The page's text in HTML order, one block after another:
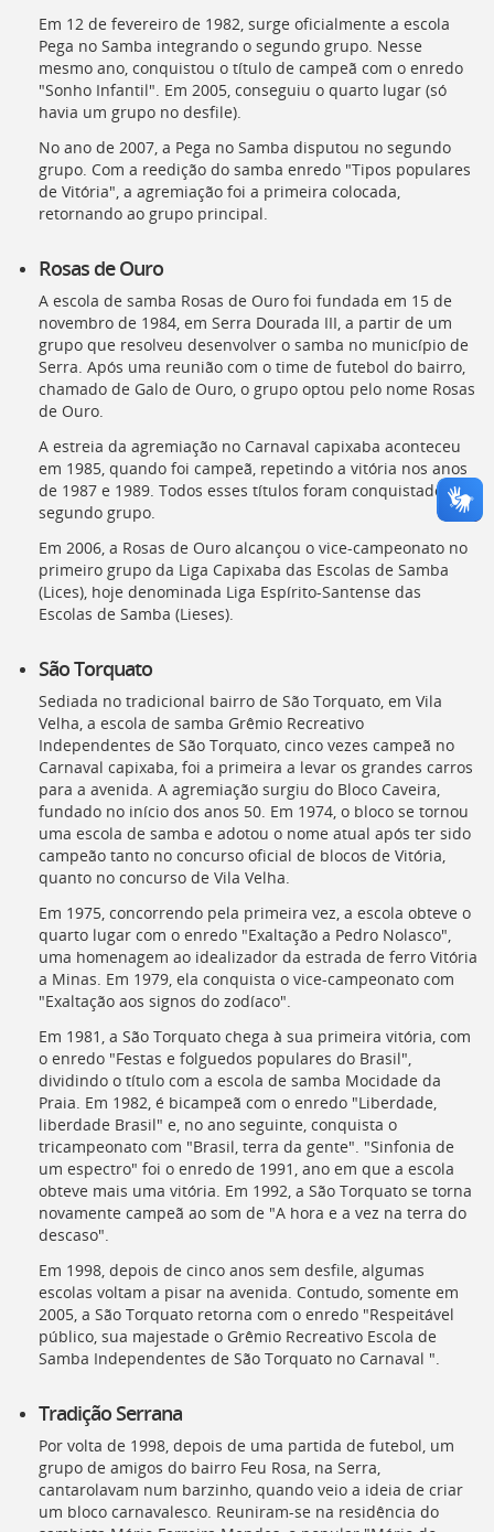
Em 12 de fevereiro de 1982, surge oficialmente a escola
Pega no Samba integrando o segundo grupo. Nesse
mesmo ano, conquistou o título de campeã com o enredo
"Sonho Infantil". Em 2005, conseguiu o quarto lugar (só
havia um grupo no desfile).
No ano de 2007, a Pega no Samba disputou no segundo
grupo. Com a reedição do samba enredo "Tipos populares
de Vitória", a agremiação foi a primeira colocada,
retornando ao grupo principal.
Rosas de Ouro
A escola de samba Rosas de Ouro foi fundada em 15 de
novembro de 1984, em Serra Dourada III, a partir de um
grupo que resolveu desenvolver o samba no município de
Serra. Após uma reunião com o time de futebol do bairro,
chamado de Galo de Ouro, o grupo optou pelo nome Rosas
de Ouro.
A estreia da agremiação no Carnaval capixaba aconteceu
em 1985, quando foi campeã, repetindo a vitória nos anos
de 1987 e 1989. Todos esses títulos foram conquistados no
segundo grupo.
Em 2006, a Rosas de Ouro alcançou o vice-campeonato no
primeiro grupo da Liga Capixaba das Escolas de Samba
(Lices), hoje denominada Liga Espírito-Santense das
Escolas de Samba (Lieses).
São Torquato
Sediada no tradicional bairro de São Torquato, em Vila
Velha, a escola de samba Grêmio Recreativo
Independentes de São Torquato, cinco vezes campeã no
Carnaval capixaba, foi a primeira a levar os grandes carros
para a avenida. A agremiação surgiu do Bloco Caveira,
fundado no início dos anos 50. Em 1974, o bloco se tornou
uma escola de samba e adotou o nome atual após ter sido
campeão tanto no concurso oficial de blocos de Vitória,
quanto no concurso de Vila Velha.
Em 1975, concorrendo pela primeira vez, a escola obteve o
quarto lugar com o enredo "Exaltação a Pedro Nolasco",
uma homenagem ao idealizador da estrada de ferro Vitória
a Minas. Em 1979, ela conquista o vice-campeonato com
"Exaltação aos signos do zodíaco".
Em 1981, a São Torquato chega à sua primeira vitória, com
o enredo "Festas e folguedos populares do Brasil",
dividindo o título com a escola de samba Mocidade da
Praia. Em 1982, é bicampeã com o enredo "Liberdade,
liberdade Brasil" e, no ano seguinte, conquista o
tricampeonato com "Brasil, terra da gente". "Sinfonia de
um espectro" foi o enredo de 1991, ano em que a escola
obteve mais uma vitória. Em 1992, a São Torquato se torna
novamente campeã ao som de "A hora e a vez na terra do
descaso".
Em 1998, depois de cinco anos sem desfile, algumas
escolas voltam a pisar na avenida. Contudo, somente em
2005, a São Torquato retorna com o enredo "Respeitável
público, sua majestade o Grêmio Recreativo Escola de
Samba Independentes de São Torquato no Carnaval ".
Tradição Serrana
Por volta de 1998, depois de uma partida de futebol, um
grupo de amigos do bairro Feu Rosa, na Serra,
cantarolavam num barzinho, quando veio a ideia de criar
um bloco carnavalesco. Reuniram-se na residência do